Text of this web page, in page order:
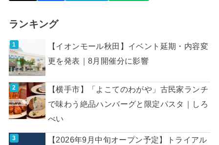
ランキング
【イオンモール秋田】イベント延期・内容変
更を発表｜8月開催分に影響
【横手市】「よこてのわがや」古民家ランチ
で味わう絶品ハンバーグと限定パスタ｜しろ
べい
【2026年9月中旬オープン予定】トライアル